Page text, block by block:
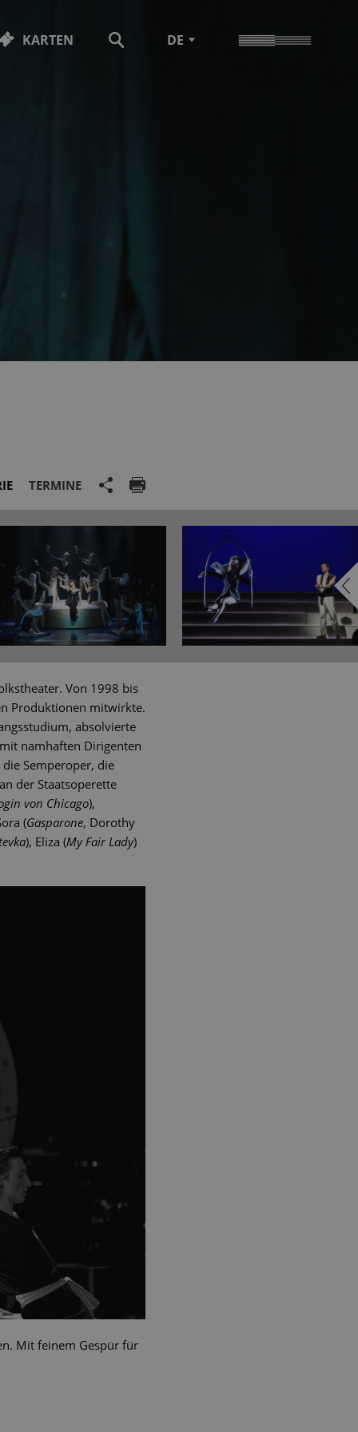
KARTEN DE
TERMINE
Von 1998 bis
Produktionen mitwirkte.
absolvierte
namhaften Dirigenten
Semperoper, die
der Staatsoperette
von Chicago),
(Gasparone, Dorothy
), Eliza (My Fair Lady)
Mit feinem Gespür für